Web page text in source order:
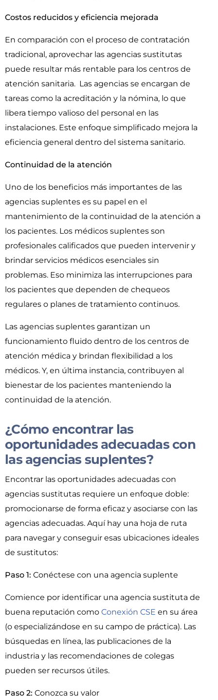
Costos reducidos y eficiencia mejorada
En comparación con el proceso de contratación
tradicional, aprovechar las agencias sustitutas
puede resultar más rentable para los centros de
atención sanitaria. Las agencias se encargan de
tareas como la acreditación y la nómina, lo que
libera tiempo valioso del personal en las
instalaciones. Este enfoque simplificado mejora la
eficiencia general dentro del sistema sanitario.
Continuidad de la atención
Uno de los beneficios más importantes de las
agencias suplentes es su papel en el
mantenimiento de la continuidad de la atención a
los pacientes. Los médicos suplentes son
profesionales calificados que pueden intervenir y
brindar servicios médicos esenciales sin
problemas. Eso minimiza las interrupciones para
los pacientes que dependen de chequeos
regulares o planes de tratamiento continuos.
Las agencias suplentes garantizan un
funcionamiento fluido dentro de los centros de
atención médica y brindan flexibilidad a los
médicos. Y, en última instancia, contribuyen al
bienestar de los pacientes manteniendo la
continuidad de la atención.
¿Cómo encontrar las
oportunidades adecuadas con
las agencias suplentes?
Encontrar las oportunidades adecuadas con
agencias sustitutas requiere un enfoque doble:
promocionarse de forma eficaz y asociarse con las
agencias adecuadas. Aquí hay una hoja de ruta
para navegar y conseguir esas ubicaciones ideales
de sustitutos:
Paso 1: Conéctese con una agencia suplente
Comience por identificar una agencia sustituta de
buena reputación como Conexión CSE en su área
(o especializándose en su campo de práctica). Las
búsquedas en línea, las publicaciones de la
industria y las recomendaciones de colegas
pueden ser recursos útiles.
Paso 2: Conozca su valor